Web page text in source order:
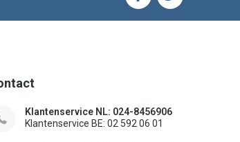
Klantenservice NL: 024-8456906
Klantenservice BE: 02 592 06 01